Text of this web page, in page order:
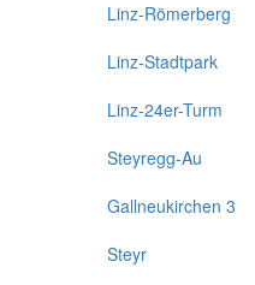
Linz-Römerberg
Linz-Stadtpark
Linz-24er-Turm
Steyregg-Au
Gallneukirchen 3
Steyr